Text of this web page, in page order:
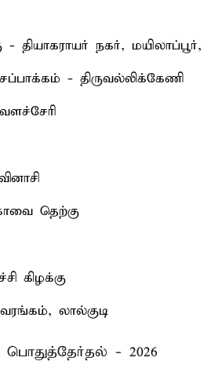
நகர், மயிலாப்பூர்,
- திருவல்லிக்கேணி
தெற்கு
கிழக்கு
லால்குடி
- 2026